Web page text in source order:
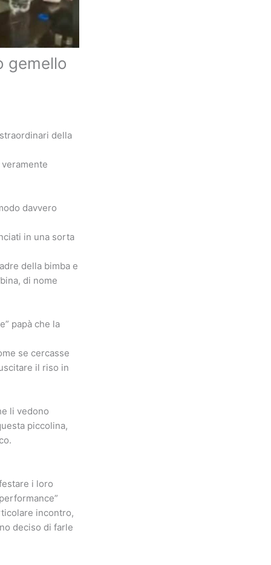
gemello
della
davvero
in una sorta
della bimba e
di nome
papà che la
se cercasse
il riso in
li vedono
piccolina,
i loro
incontro,
deciso di farle